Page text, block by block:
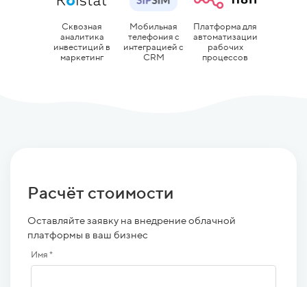
Сквозная
аналитика
инвестиций в
маркетинг
Мобильная
телефония с
интеграцией с
CRM
Платформа для
автоматизации
рабочих
процессов
Расчёт стоимости
Оставляйте заявку на внедрение облачной
платформы в ваш бизнес
Имя *